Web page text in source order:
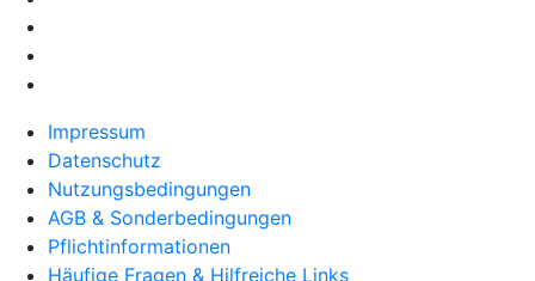
Impressum
Datenschutz
Nutzungsbedingungen
AGB & Sonderbedingungen
Pflichtinformationen
Häufige Fragen & Hilfreiche Links